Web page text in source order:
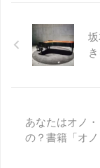
あなたはオノ
の？書籍「オ